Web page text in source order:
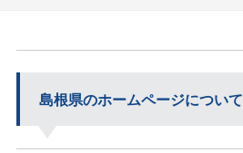
島根県のホームページについて